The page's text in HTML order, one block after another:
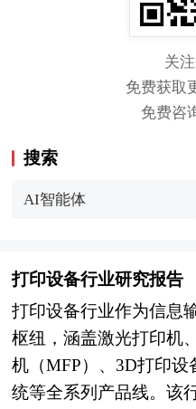
关
免费获取
免费咨
搜索
AI智能体
打印设备行业研究报告
打印设备行业作为信息
枢纽，涵盖激光打印机
机（MFP）、3D打印
统等全系列产品线。该